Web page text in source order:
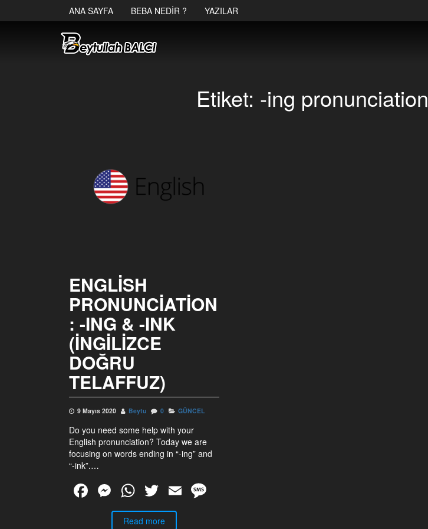
ANA SAYFA BEBA NEDIR ? YAZILAR
Etiket: -ing pronunciation
ENGLISH
PRONUNCIATION
: -ING & -INK
(İNGILIZCE
DOĞRU
TELAFFUZ)
9 Mayıs 2020 Beytu 0 GÜNCEL
Do you need some help with your
English pronunciation? Today we are
focusing on words ending in “-ing” and
“-ink”.…
F M
e
W
h
T
wi
E
Read more